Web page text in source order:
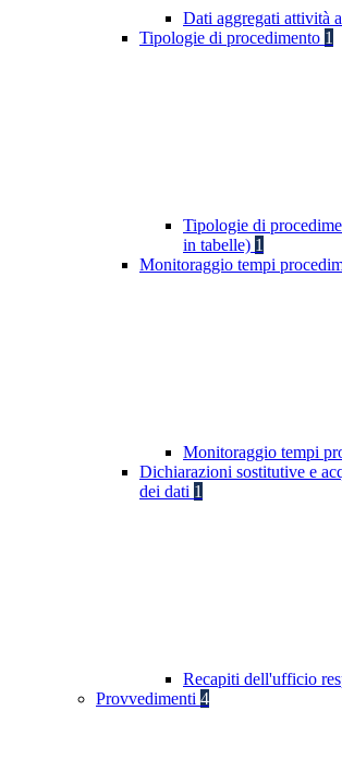
Dati aggregati attività
Tipologie di procedimento 1
Tipologie di
in tabelle) 1
Monitoraggio tempi
Monitoraggio tempi
Dichiarazioni sostitutive e
dei dati 1
Recapiti dell'ufficio
Provvedimenti 4